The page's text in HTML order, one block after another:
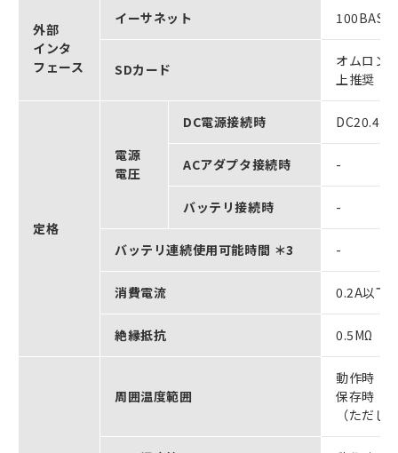
外部
インタ
フェース
イーサネット
SDカード
オムロン
上推奨
定格
電源
電圧
DC電源接続時 DC20.4V
ACアダプタ接続時 -
バッテリ接続時 -
バッテリ連続使用可能時間 ＊3 -
消費電流 0.2A以下
絶縁抵抗 0.5MΩ（
周囲温度範囲
動作時：
保存時：
（ただ